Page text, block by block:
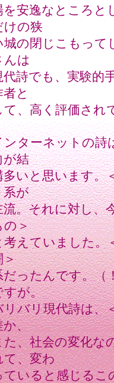
を安逸なところと
けの狭
城の閉じこもって
んは
代詩でも、実験的
者と
て、高く評価され
ンターネットの詩
が結
多いと思います。
系が
流。それに対し、
の＞
考えていました。
＞
だったんです。（
すが。
リバリ現代詩は、
か、
た、社会の変化な
て、変わ
ていると感じるこ